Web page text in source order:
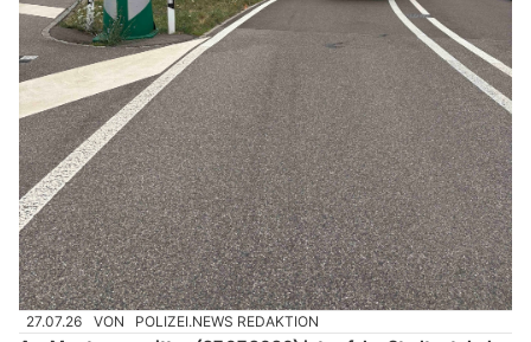
27.07.26 VON POLIZEI.NEWS REDAKTION